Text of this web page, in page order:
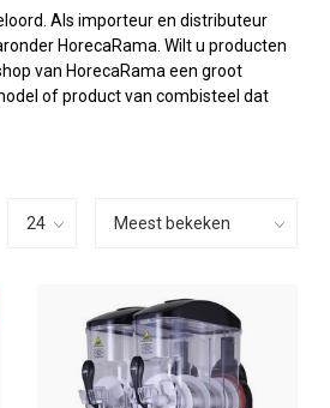
Als importeur en distributeur
HorecaRama. Wilt u producten
van HorecaRama een groot
of product van combisteel dat